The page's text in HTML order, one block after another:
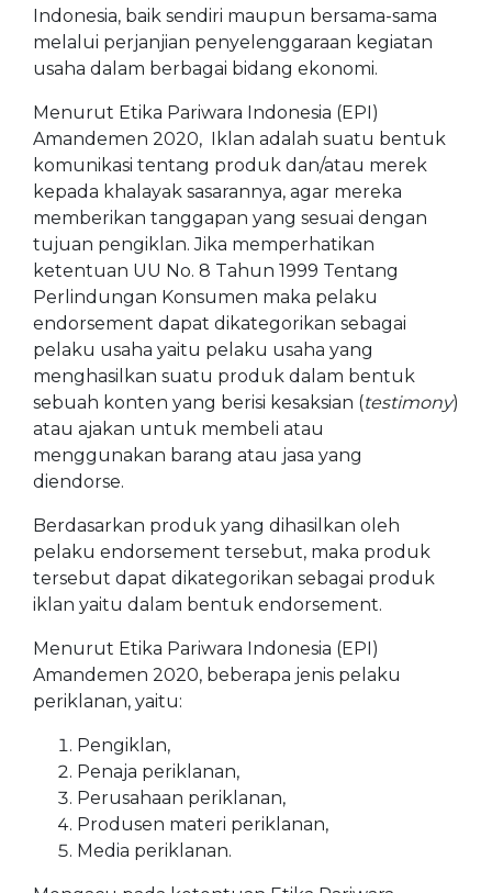
Indonesia, baik sendiri maupun bersama-sama
melalui perjanjian penyelenggaraan kegiatan
usaha dalam berbagai bidang ekonomi.
Menurut Etika Pariwara Indonesia (EPI)
Amandemen 2020, Iklan adalah suatu bentuk
komunikasi tentang produk dan/atau merek
kepada khalayak sasarannya, agar mereka
memberikan tanggapan yang sesuai dengan
tujuan pengiklan. Jika memperhatikan
ketentuan UU No. 8 Tahun 1999 Tentang
Perlindungan Konsumen maka pelaku
endorsement dapat dikategorikan sebagai
pelaku usaha yaitu pelaku usaha yang
menghasilkan suatu produk dalam bentuk
sebuah konten yang berisi kesaksian (testimony)
atau ajakan untuk membeli atau
menggunakan barang atau jasa yang
diendorse.
Berdasarkan produk yang dihasilkan oleh
pelaku endorsement tersebut, maka produk
tersebut dapat dikategorikan sebagai produk
iklan yaitu dalam bentuk endorsement.
Menurut Etika Pariwara Indonesia (EPI)
Amandemen 2020, beberapa jenis pelaku
periklanan, yaitu:
Pengiklan,
Penaja periklanan,
Perusahaan periklanan,
Produsen materi periklanan,
Media periklanan.